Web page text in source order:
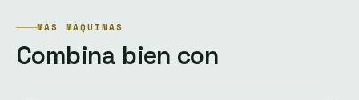
MÁS MÁQUINAS
Combina bien con